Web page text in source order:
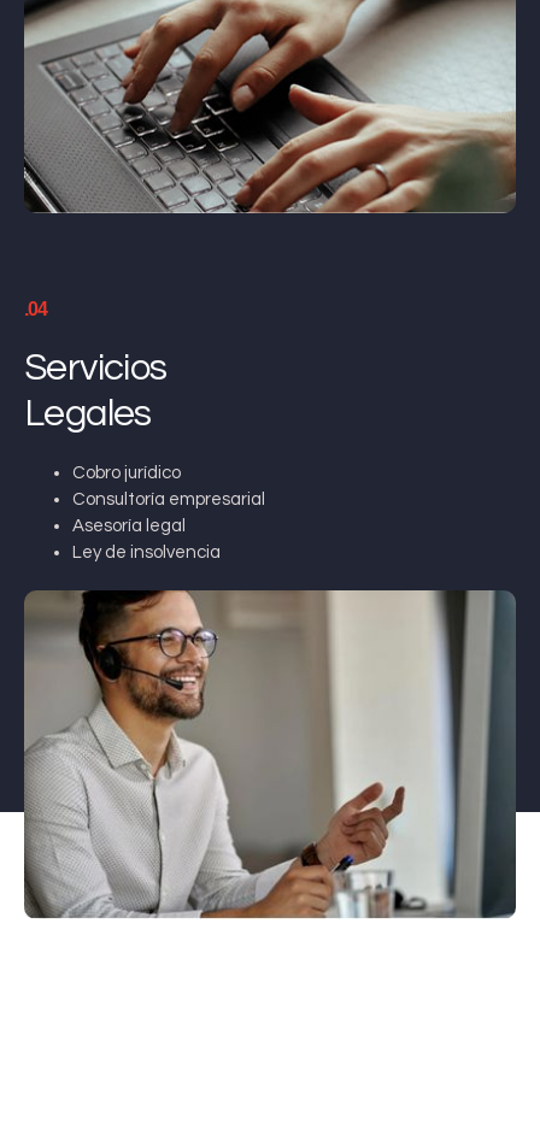
.04
Servicios
Legales
Cobro jurídico
Consultoría empresarial
Asesoría legal
Ley de insolvencia